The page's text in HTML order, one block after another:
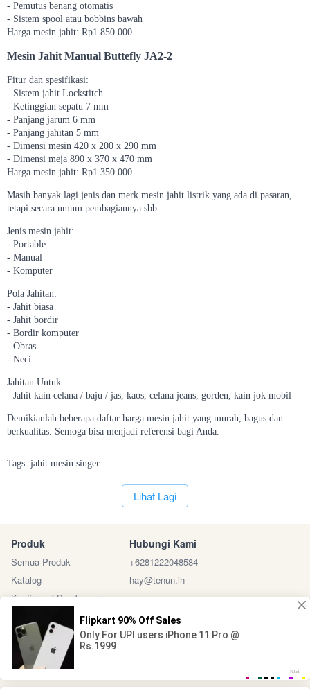
- Pemutus benang otomatis
- Sistem spool atau bobbins bawah
Harga mesin jahit: Rp1.850.000
Mesin Jahit Manual Buttefly JA2-2
Fitur dan spesifikasi:
- Sistem jahit Lockstitch
- Ketinggian sepatu 7 mm
- Panjang jarum 6 mm
- Panjang jahitan 5 mm
- Dimensi mesin 420 x 200 x 290 mm
- Dimensi meja 890 x 370 x 470 mm
Harga mesin jahit: Rp1.350.000
Masih banyak lagi jenis dan merk mesin jahit listrik yang ada di pasaran,
tetapi secara umum pembagiannya sbb:
Jenis mesin jahit:
- Portable
- Manual
- Komputer
Pola Jahitan:
- Jahit biasa
- Jahit bordir
- Bordir komputer
- Obras
- Neci
Jahitan Untuk:
- Jahit kain celana / baju / jas, kaos, celana jeans, gorden, kain jok mobil
Demikianlah beberapa daftar harga mesin jahit yang murah, bagus dan
berkualitas. Semoga bisa menjadi referensi bagi Anda.
Tags: jahit mesin singer
`Lihat Lagi
Produk
Semua Produk
Katalog
Konfirmasi Pembayaran
Hubungi Kami
+6281222048584
hay@tenun.in
Sosial Media Marketplace